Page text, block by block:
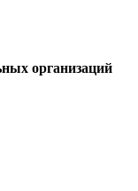
организаций